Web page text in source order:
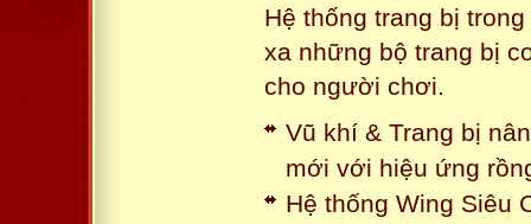
Hệ thống trang bị
xa những bộ trang bị
cho người chơi.
Vũ khí & Trang bị
mới với hiệu ứng
Hệ thống Wing Siêu